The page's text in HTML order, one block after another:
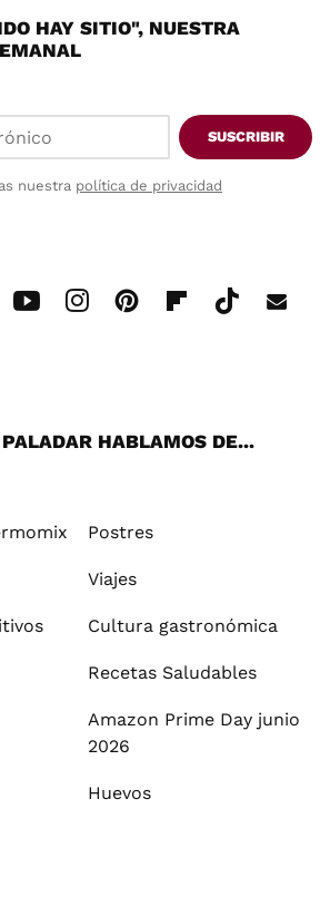
HAY SITIO", NUESTRA
SUSCRIBIR
nuestra política de privacidad
HABLAMOS DE...
Postres
Viajes
Cultura gastronómica
Recetas Saludables
Amazon Prime Day junio
2026
Huevos